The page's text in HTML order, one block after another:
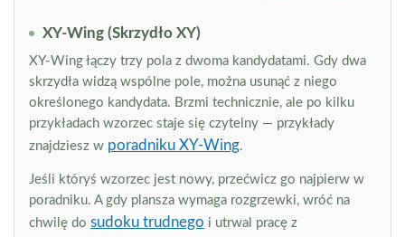
XY-Wing (Skrzydło XY)
XY-Wing łączy trzy pola z dwoma kandydatami. Gdy dwa
skrzydła widzą wspólne pole, można usunąć z niego
określonego kandydata. Brzmi technicznie, ale po kilku
przykładach wzorzec staje się czytelny — przykłady
znajdziesz w poradniku XY-Wing.
Jeśli któryś wzorzec jest nowy, przećwicz go najpierw w
poradniku. A gdy plansza wymaga rozgrzewki, wróć na
chwilę do sudoku trudnego i utrwal pracę z